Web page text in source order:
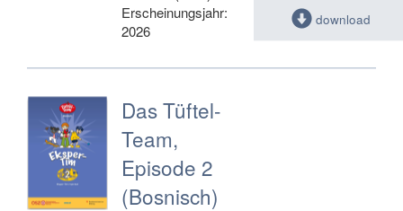
Erscheinungsjahr:
2026
download
Das Tüftel-
Team,
Episode 2
(Bosnisch)